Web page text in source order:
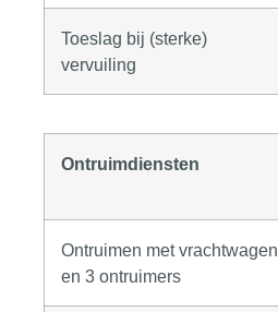
Toeslag bij (sterke)
vervuiling
Ontruimdiensten
Ontruimen met vrachtwagen
en 3 ontruimers